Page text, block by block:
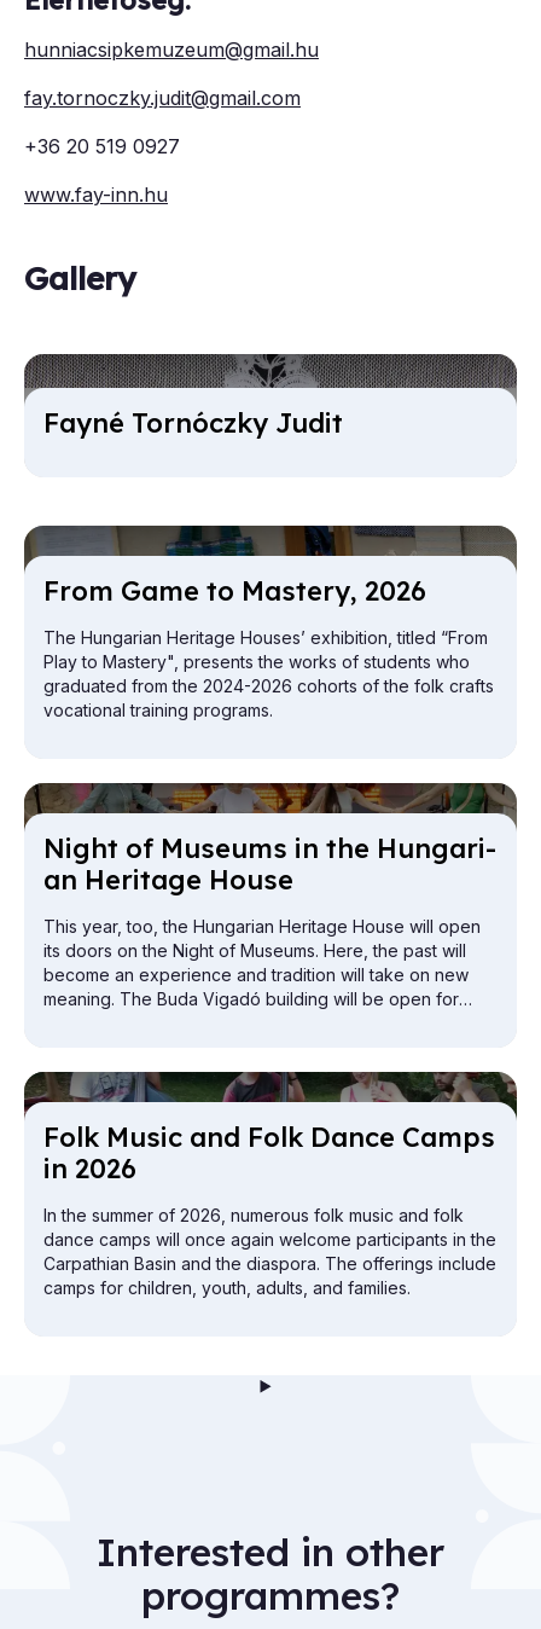
hunniacsipkemuzeum@gmail.hu
fay.tornoczky.judit@gmail.com
+36 20 519 0927
www.fay-inn.hu
Gallery
Fayné Tornóczky Ju­dit
From Game to Mas­tery, 2026
The Hungarian Heritage Houses’ exhibition, titled “From
Play to Mastery", presents the works of students who
graduated from the 2024-2026 cohorts of the folk crafts
vocational training programs.
Night of Mu­seums in the Hun­gari­
an Her­it­age House
This year, too, the Hungarian Heritage House will open
its doors on the Night of Museums. Here, the past will
become an experience and tradition will take on new
meaning. The Buda Vigadó building will be open for
Folk Mu­sic and Folk Dance Camps
in 2026
In the summer of 2026, numerous folk music and folk
dance camps will once again welcome participants in the
Carpathian Basin and the diaspora. The offerings include
camps for children, youth, adults, and families.
Interested in other
programmes?